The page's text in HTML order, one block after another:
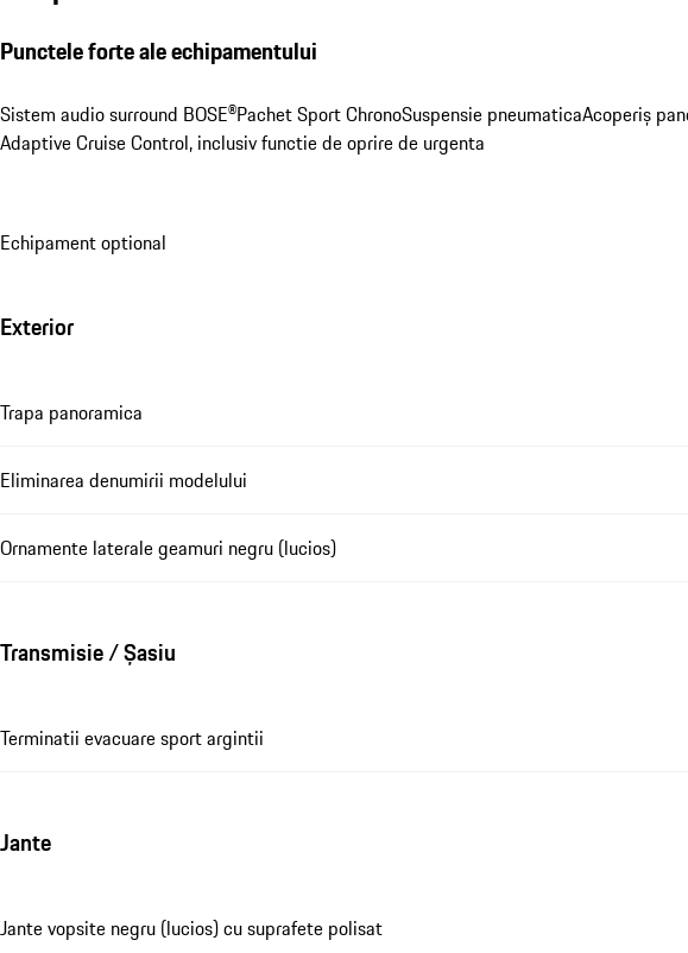
Punctele forte ale echipamentului
Sistem audio surround BOSE®Pachet Sport ChronoSuspensie pneumaticaAcoperiș
Adaptive Cruise Control, inclusiv functie de oprire de urgenta
Echipament optional
Exterior
Trapa panoramica
Eliminarea denumirii modelului
Ornamente laterale geamuri negru (lucios)
Transmisie / Șasiu
Terminatii evacuare sport argintii
Jante
Jante vopsite negru (lucios) cu suprafete polisat